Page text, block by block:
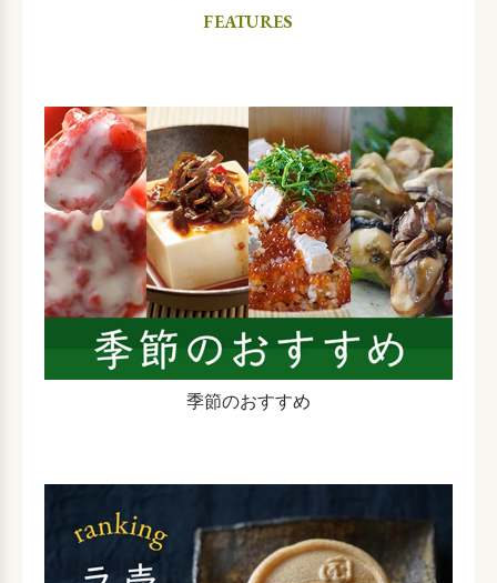
FEATURES
季節のおすすめ